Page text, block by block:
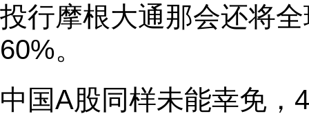
投行摩根大通那会还将
60%。
中国A股同样未能幸免，